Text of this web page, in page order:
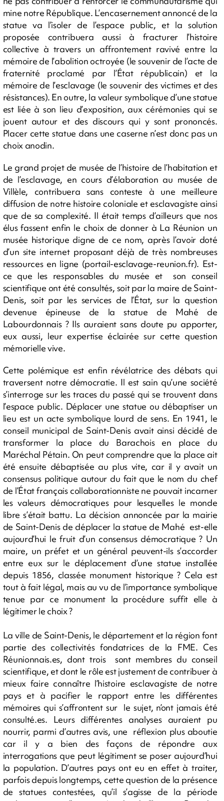
mine notre République. L’encasernement annoncé de la
statue va l’isoler de l’espace public, et la solution
proposée contribuera aussi à fracturer l’histoire
collective à travers un affrontement ravivé entre la
mémoire de l’abolition octroyée (le souvenir de l’acte de
fraternité proclamé par l’État républicain) et la
mémoire de l’esclavage (le souvenir des victimes et des
résistances). En outre, la valeur symbolique d’une statue
est liée à son lieu d’exposition, aux cérémonies qui se
jouent autour et des discours qui y sont prononcés.
Placer cette statue dans une caserne n’est donc pas un
choix anodin.
Le grand projet de musée de l’histoire de l’habitation et
de l’esclavage, en cours d’élaboration au musée de
Villèle, contribuera sans conteste à une meilleure
diffusion de notre histoire coloniale et esclavagiste ainsi
que de sa complexité. Il était temps d’ailleurs que nos
élus fassent enfin le choix de donner à La Réunion un
musée historique digne de ce nom, après l’avoir doté
d’un site internet proposant déjà de très nombreuses
ressources en ligne (portail-esclavage-reunion.fr). Est-
ce que les responsables du musée et son conseil
scientifique ont été consultés, soit par la maire de Saint-
Denis, soit par les services de l’État, sur la question
devenue épineuse de la statue de Mahé de
Labourdonnais ? Ils auraient sans doute pu apporter,
eux aussi, leur expertise éclairée sur cette question
mémorielle vive.
Cette polémique est enfin révélatrice des débats qui
traversent notre démocratie. Il est sain qu’une société
s’interroge sur les traces du passé qui se trouvent dans
l’espace public. Déplacer une statue ou débaptiser un
lieu est un acte symbolique lourd de sens. En 1941, le
conseil municipal de Saint-Denis avait ainsi décidé de
transformer la place du Barachois en place du
Maréchal Pétain. On peut comprendre que la place ait
été ensuite débaptisée au plus vite, car il y avait un
consensus politique autour du fait que le nom du chef
de l’État français collaborationniste ne pouvait incarner
les valeurs démocratiques pour lesquelles le monde
libre s’était battu. La décision annoncée par la mairie
de Saint-Denis de déplacer la statue de Mahé est-elle
aujourd’hui le fruit d’un consensus démocratique ? Un
maire, un préfet et un général peuvent-ils s’accorder
entre eux sur le déplacement d’une statue installée
depuis 1856, classée monument historique ? Cela est
tout à fait légal, mais au vu de l’importance symbolique
tenue par ce monument la procédure suffit elle à
légitimer le choix ?
La ville de Saint-Denis, le département et la région font
partie des collectivités fondatrices de la FME. Ces
Réunionnais.es, dont trois sont membres du conseil
scientifique, et dont le rôle est justement de contribuer à
mieux faire connaître l’histoire esclavagiste de notre
pays et à pacifier le rapport entre les différentes
mémoires qui s’affrontent sur le sujet, n’ont jamais été
consulté.es. Leurs différentes analyses auraient pu
nourrir, parmi d’autres avis, une réflexion plus aboutie
car il y a bien des façons de répondre aux
interrogations que peut légitiment se poser aujourd’hui
la population. D’autres pays ont eu en effet à traiter,
parfois depuis longtemps, cette question de la présence
de statues contestées, qu’il s’agisse de la période